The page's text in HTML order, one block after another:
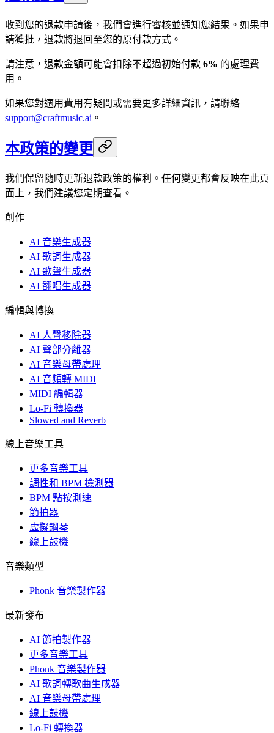
收到您的退款申請後，我們會進行審核並通知您結果。如果申
請獲批，退款將退回至您的原付款方式。
請注意，退款金額可能會扣除不超過初始付款 6% 的處理費
用。
如果您對適用費用有疑問或需要更多詳細資訊，請聯絡
support@craftmusic.ai 。
本政策的變更
我們保留隨時更新退款政策的權利。任何變更都會反映在此頁
面上，我們建議您定期查看。
創作
AI 音樂生成器
AI 歌詞生成器
AI 歌聲生成器
AI 翻唱生成器
編輯與轉換
AI 人聲移除器
AI 聲部分離器
AI 音樂母帶處理
AI 音頻轉 MIDI
MIDI 編輯器
Lo-Fi 轉換器
Slowed and Reverb
線上音樂工具
更多音樂工具
調性和 BPM 檢測器
BPM 點按測速
節拍器
虛擬鋼琴
線上鼓機
音樂類型
Phonk 音樂製作器
最新發布
AI 節拍製作器
更多音樂工具
Phonk 音樂製作器
AI 歌詞轉歌曲生成器
AI 音樂母帶處理
線上鼓機
Lo-Fi 轉換器